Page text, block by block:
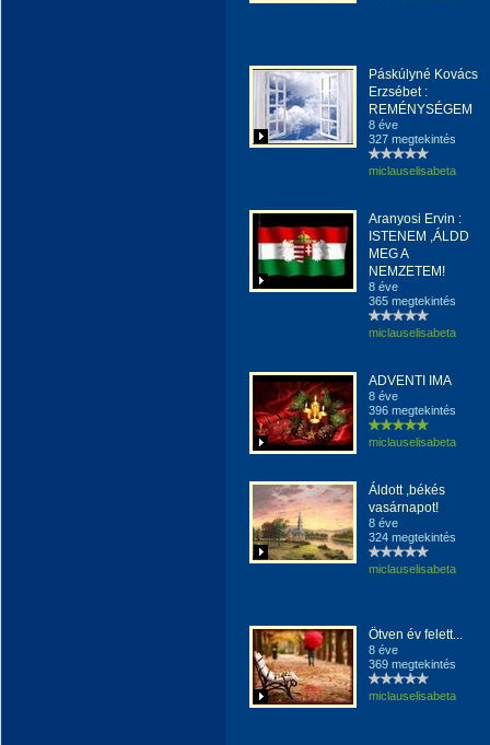
Páskúlyné Kovács
Erzsébet :
REMÉNYSÉGEM
8 éve
327 megtekintés
miclauselisabeta
Aranyosi Ervin :
ISTENEM ,ÁLDD
MEG A
NEMZETEM!
8 éve
365 megtekintés
miclauselisabeta
ADVENTI IMA
8 éve
396 megtekintés
miclauselisabeta
Áldott ,békés
vasárnapot!
8 éve
324 megtekintés
miclauselisabeta
Ötven év felett...
8 éve
369 megtekintés
miclauselisabeta